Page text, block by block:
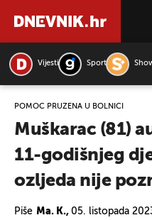
Vijesti Sport
POMOĆ PRUŽENA U BOLNICI
Muškarac (81)
11-godišnjeg
ozljeda nije
Piše Ma. K., 05. listopada
PRETRAŽITE VIJESTI